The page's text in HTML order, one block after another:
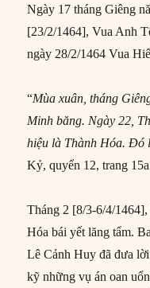
Ngày 17 tháng Giêng
[23/2/1464], Vua Anh
ngày 28/2/1464 Vua
“Mùa xuân, tháng
Minh băng. Ngày 22,
hiệu là Thành Hóa. Đó
Kỷ, quyển 12, trang
Tháng 2 [8/3-6/4/
Hóa bái yết lăng tẩm.
Lê Cảnh Huy đã đưa
kỹ những vụ án oan